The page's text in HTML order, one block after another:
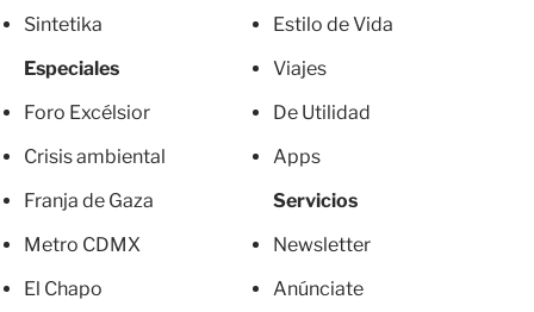
Sintetika
Especiales
Foro Excélsior
Crisis ambiental
Franja de Gaza
Metro CDMX
El Chapo
Estilo de Vida
Viajes
De Utilidad
Apps
Servicios
Newsletter
Anúnciate